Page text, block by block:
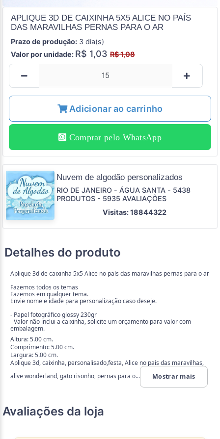
APLIQUE 3D DE CAIXINHA 5X5 ALICE NO PAÍS
DAS MARAVILHAS PERNAS PARA O AR
Prazo de produção: 3 dia(s)
Valor por unidade: R$ 1,03 R$ 1,08
Adicionar ao carrinho
Comprar pelo WhatsApp
Nuvem de algodão personalizados
RIO DE JANEIRO - ÁGUA SANTA - 5438
PRODUTOS - 5935 AVALIAÇÕES
Visitas: 18844322
Detalhes do produto
Aplique 3d de caixinha 5x5 Alice no país das maravilhas pernas para o ar
Fazemos todos os temas
Fazemos em qualquer tema.
Envie nome e idade para personalização caso deseje.
- Papel fotográfico glossy 230gr
- Valor não inclui a caixinha, solicite um orçamento para valor com
embalagem.
Altura: 5.00 cm.
Comprimento: 5.00 cm.
Largura: 5.00 cm.
Aplique 3d, caixinha, personalisado,festa, Alice no país das maravilhas,
alive wonderland, gato risonho, pernas para o...
Mostrar mais
Avaliações da loja